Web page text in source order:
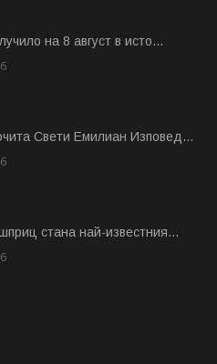
на 8 август в исто...
Свeти Емилиан Изповед...
стана най-известния...